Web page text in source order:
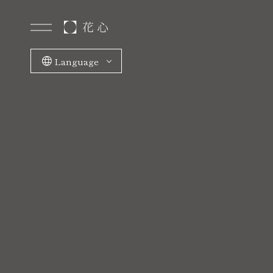
Language